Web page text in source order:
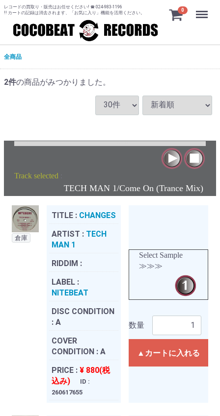
レコードの買取り・販売はお任せください! ☎ 024-983-1196
!! カートの記録は消去されます、「お気に入り」機能を活用ください。
0 Menu
全商品
2件の商品がみつかりました。
Track selected :
TECH MAN 1/Come On (Trance Mix)
倉庫
TITLE : CHANGES
ARTIST : TECH
MAN 1
RIDDIM :
LABEL :
NITEBEAT
DISC CONDITION
: A
COVER
CONDITION : A
PRICE : ¥ 880(税
込み)
ID :
260617655
Select Sample
≫≫≫
数量
▲カートに入れる